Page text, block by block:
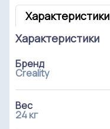
Характеристики
Характеристики
Бренд
Creality
Вес
24 кг